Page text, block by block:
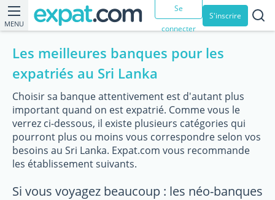
MENU
Se
connecter
S'inscrire
Les meilleures banques pour les
expatriés au Sri Lanka
Choisir sa banque attentivement est d'autant plus
important quand on est expatrié. Comme vous le
verrez ci-dessous, il existe plusieurs catégories qui
pourront plus ou moins vous correspondre selon vos
besoins au Sri Lanka. Expat.com vous recommande
les établissement suivants.
Si vous voyagez beaucoup : les néo-banques